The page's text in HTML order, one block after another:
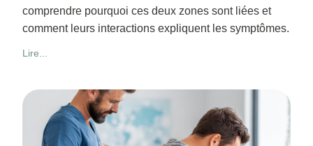
comprendre pourquoi ces deux zones sont liées et
comment leurs interactions expliquent les symptômes.
Lire...